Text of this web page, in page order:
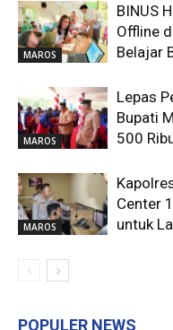
MAROS
BINUS
Offline
Belajar
MAROS
Lepas
Bupati
500
MAROS
Center
untuk
POPULER NEWS